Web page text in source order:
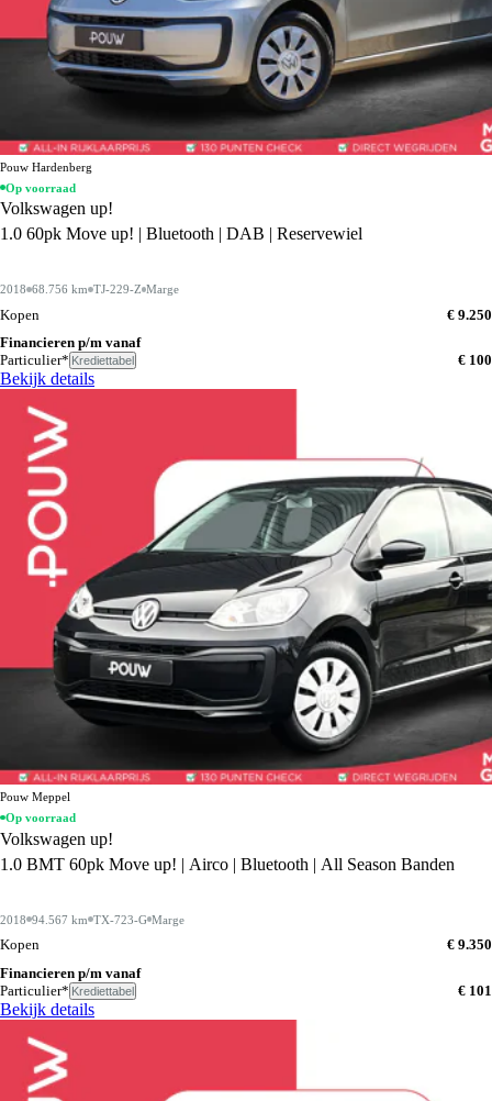
Pouw Hardenberg
Op voorraad
Volkswagen up!
1.0 60pk Move up! | Bluetooth | DAB | Reservewiel
2018 68.756 km TJ-229-Z Marge
Kopen
€ 9.250
Financieren p/m vanaf
Particulier* Krediettabel € 100
Bekijk details
Pouw Meppel
Op voorraad
Volkswagen up!
1.0 BMT 60pk Move up! | Airco | Bluetooth | All Season Banden
2018 94.567 km TX-723-G Marge
Kopen
€ 9.350
Financieren p/m vanaf
Particulier* Krediettabel € 101
Bekijk details